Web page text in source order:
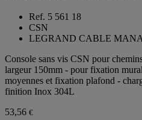
Ref. 5 561 18
CSN
LEGRAND CABLE
Console sans vis CSN pour
largeur 150mm - pour fixation
moyennes et fixation plafond -
finition Inox 304L
53,56 €